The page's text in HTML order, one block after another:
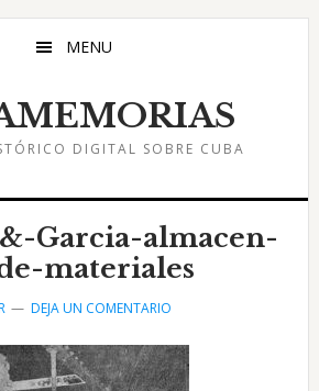
MENU
DIGITAL SOBRE CUBA
Garcia-almacen-
materiales
DEJA UN COMENTARIO